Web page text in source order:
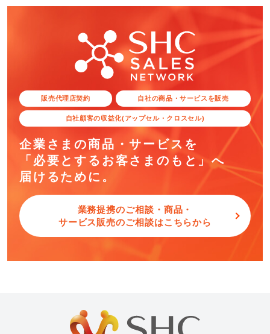
販売代理店契約 自社の商品・サービスを販売
自社顧客の収益化(アップセル・クロスセル)
企業さまの商品・サービスを
「必要とするお客さまのもと」へ
届けるために。
業務提携のご相談・商品・
サービス販売のご相談はこちらから